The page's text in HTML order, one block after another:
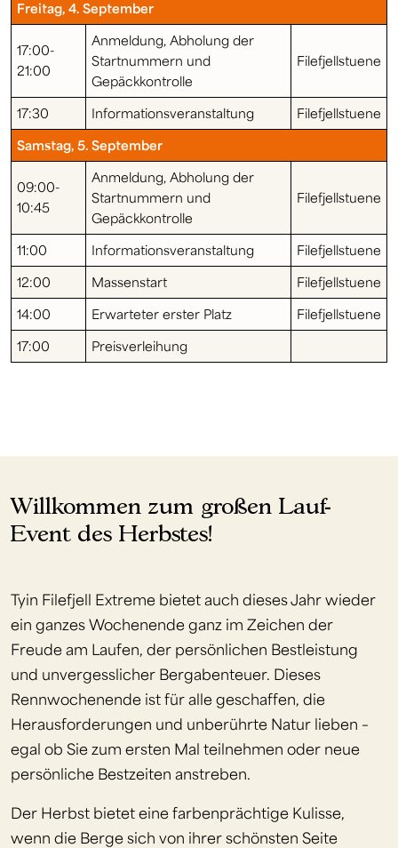
Freitag, 4. September
17:00-
21:00
Anmeldung, Abholung der
Startnummern und
Gepäckkontrolle
Filefjellstuene
17:30 Informationsveranstaltung
Filefjellstuene
Samstag, 5. September
09:00-
10:45
Anmeldung, Abholung der
Startnummern und
Gepäckkontrolle
Filefjellstuene
11:00 Informationsveranstaltung
Filefjellstuene
12:00
Massenstart
Filefjellstuene
14:00
Erwarteter erster Platz
Filefjellstuene
17:00
Preisverleihung
Willkommen zum großen Lauf-
Event des Herbstes!
Tyin Filefjell Extreme bietet auch dieses Jahr wieder
ein ganzes Wochenende ganz im Zeichen der
Freude am Laufen, der persönlichen Bestleistung
und unvergesslicher Bergabenteuer. Dieses
Rennwochenende ist für alle geschaffen, die
Herausforderungen und unberührte Natur lieben –
egal ob Sie zum ersten Mal teilnehmen oder neue
persönliche Bestzeiten anstreben.
Der Herbst bietet eine farbenprächtige Kulisse,
wenn die Berge sich von ihrer schönsten Seite